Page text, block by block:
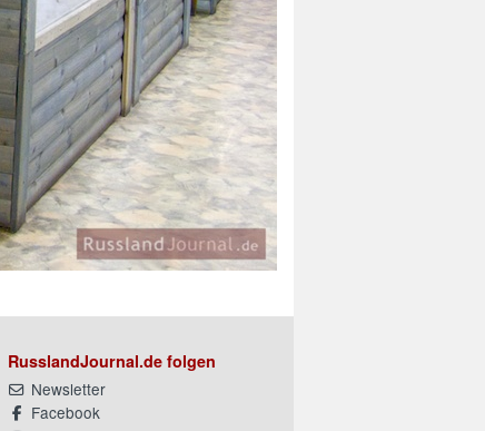
RusslandJournal.de folgen
Newsletter
Facebook